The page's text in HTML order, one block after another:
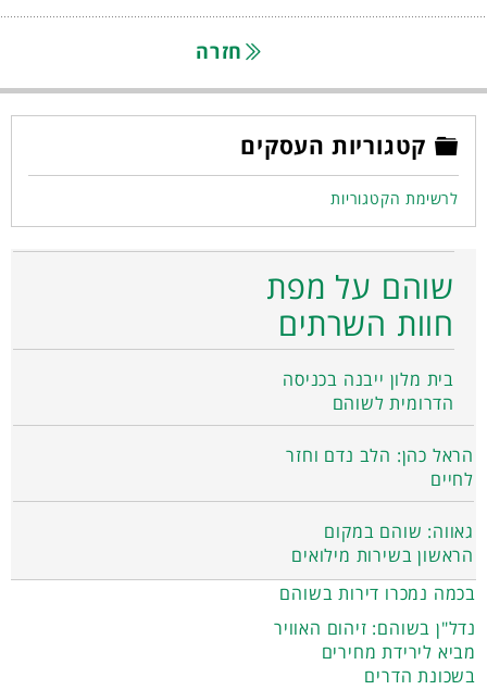
חזרה
קטגוריות העסקים
לרשימת הקטגוריות
שוהם על מפת
חוות השרתים
בית מלון ייבנה בכניסה
הדרומית לשוהם
הראל כהן: הלב נדם וחזר
לחיים
גאווה: שוהם במקום
הראשון בשירות מילואים
בכמה נמכרו דירות בשוהם
נדל"ן בשוהם: זיהום האוויר
מביא לירידת מחירים
בשכונת הדרים